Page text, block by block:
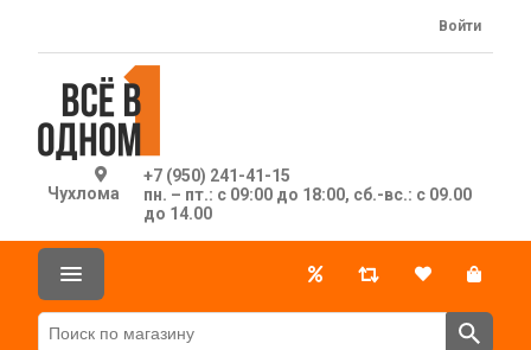
Чухлома
+7 (950) 241-41-15
пн. – пт.: с 09:00 до 18:00, сб.-вс.: с 09.00
до 14.00
Войти